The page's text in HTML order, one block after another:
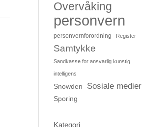
Overvåking
personvern
personvernforordning Register
Samtykke
Sandkasse for ansvarlig kunstig
intelligens
Snowden Sosiale medier
Sporing
Kategori